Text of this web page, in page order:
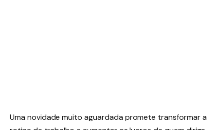
Uma novidade muito aguardada promete transformar a